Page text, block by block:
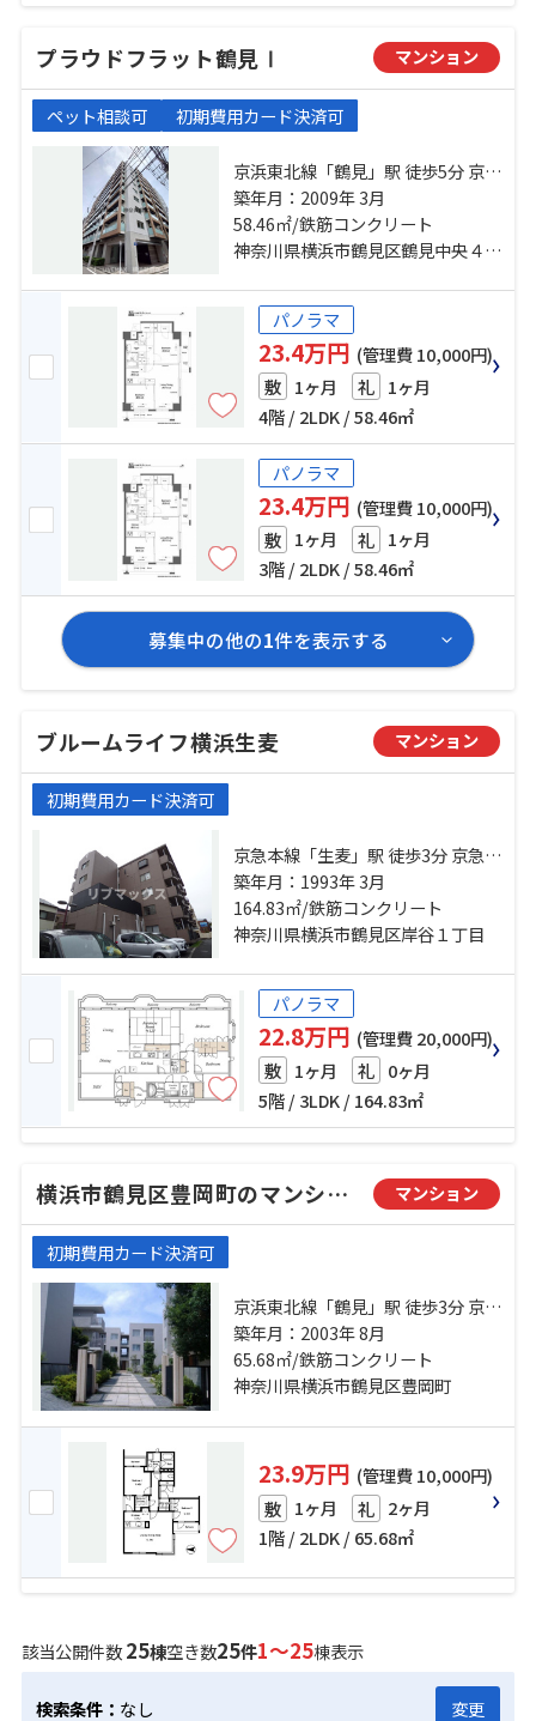
プラウドフラット鶴見Ⅰ マンション
ペット相談可 初期費用カード決済可
京浜東北線「鶴見」駅 徒歩5分 京急
本線「京急鶴見」駅 徒歩3分 京急本
線「花月総持寺」駅 徒歩12分
築年月：2009年 3月
58.46㎡/鉄筋コンクリート
神奈川県横浜市鶴見区鶴見中央４丁目
パノラマ
23.4万円 (管理費 10,000円)
敷 1ヶ月 礼 1ヶ月
4階 / 2LDK / 58.46㎡
パノラマ
23.4万円 (管理費 10,000円)
敷 1ヶ月 礼 1ヶ月
3階 / 2LDK / 58.46㎡
募集中の他の1件を表示する
ブルームライフ横浜生麦 マンション
初期費用カード決済可
京急本線「生麦」駅 徒歩3分 京急本
線「花月総持寺」駅 徒歩10分 鶴見
線「国道」駅 徒歩15分
築年月：1993年 3月
164.83㎡/鉄筋コンクリート
神奈川県横浜市鶴見区岸谷１丁目
パノラマ
22.8万円 (管理費 20,000円)
敷 1ヶ月 礼 0ヶ月
5階 / 3LDK / 164.83㎡
横浜市鶴見区豊岡町のマンション マンション
初期費用カード決済可
京浜東北線「鶴見」駅 徒歩3分 京急
本線「京急鶴見」駅 徒歩11分 京急
本線「花月総持寺」駅 徒歩16分
築年月：2003年 8月
65.68㎡/鉄筋コンクリート
神奈川県横浜市鶴見区豊岡町
23.9万円 (管理費 10,000円)
敷 1ヶ月 礼 2ヶ月
1階 / 2LDK / 65.68㎡
該当公開件数25棟空き数25件1～25棟表示
検索条件： なし 変更